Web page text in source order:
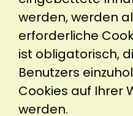
werden, werden
erforderliche
ist obligatorisch,
Benutzers
Cookies auf Ihrer
werden.